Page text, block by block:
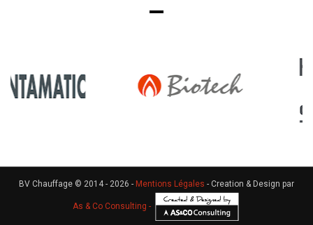
BV Chauffage © 2014 - 2026 - Mentions Légales - Creation & Design par
As & Co Consulting -